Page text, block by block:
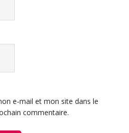
e-mail et mon site dans le
commentaire.